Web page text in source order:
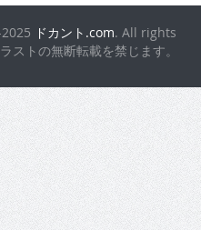
2025ドカント.com. All rights
トの無断転載を禁じます。